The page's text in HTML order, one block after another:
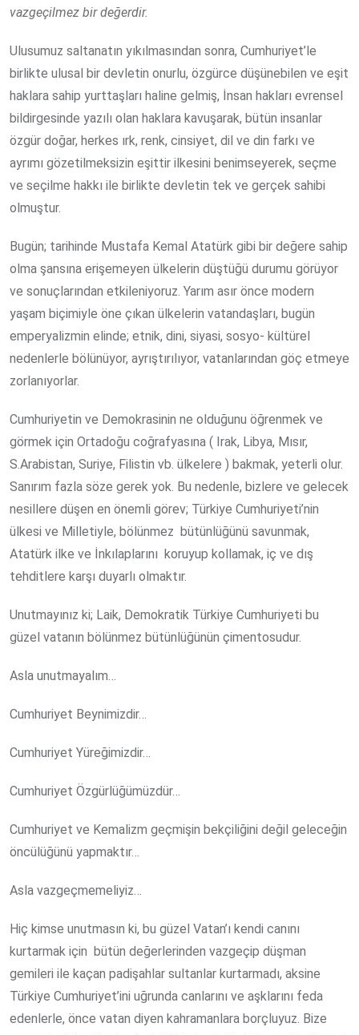
vazgeçilmez bir değerdir.
Ulusumuz saltanatın yıkılmasından sonra, Cumhuriyet’le
birlikte ulusal bir devletin onurlu, özgürce düşünebilen ve eşit
haklara sahip yurttaşları haline gelmiş, İnsan hakları evrensel
bildirgesinde yazılı olan haklara kavuşarak, bütün insanlar
özgür doğar, herkes ırk, renk, cinsiyet, dil ve din farkı ve
ayrımı gözetilmeksizin eşittir ilkesini benimseyerek, seçme
ve seçilme hakkı ile birlikte devletin tek ve gerçek sahibi
olmuştur.
Bugün; tarihinde Mustafa Kemal Atatürk gibi bir değere sahip
olma şansına erişemeyen ülkelerin düştüğü durumu görüyor
ve sonuçlarından etkileniyoruz. Yarım asır önce modern
yaşam biçimiyle öne çıkan ülkelerin vatandaşları, bugün
emperyalizmin elinde; etnik, dini, siyasi, sosyo- kültürel
nedenlerle bölünüyor, ayrıştırılıyor, vatanlarından göç etmeye
zorlanıyorlar.
Cumhuriyetin ve Demokrasinin ne olduğunu öğrenmek ve
görmek için Ortadoğu coğrafyasına ( Irak, Libya, Mısır,
S.Arabistan, Suriye, Filistin vb. ülkelere ) bakmak, yeterli olur.
Sanırım fazla söze gerek yok. Bu nedenle, bizlere ve gelecek
nesillere düşen en önemli görev; Türkiye Cumhuriyeti’nin
ülkesi ve Milletiyle, bölünmez bütünlüğünü savunmak,
Atatürk ilke ve İnkılaplarını koruyup kollamak, iç ve dış
tehditlere karşı duyarlı olmaktır.
Unutmayınız ki; Laik, Demokratik Türkiye Cumhuriyeti bu
güzel vatanın bölünmez bütünlüğünün çimentosudur.
Asla unutmayalım…
Cumhuriyet Beynimizdir…
Cumhuriyet Yüreğimizdir…
Cumhuriyet Özgürlüğümüzdür…
Cumhuriyet ve Kemalizm geçmişin bekçiliğini değil geleceğin
öncülüğünü yapmaktır…
Asla vazgeçmemeliyiz…
Hiç kimse unutmasın ki, bu güzel Vatan’ı kendi canını
kurtarmak için bütün değerlerinden vazgeçip düşman
gemileri ile kaçan padişahlar sultanlar kurtarmadı, aksine
Türkiye Cumhuriyet’ini uğrunda canlarını ve aşklarını feda
edenlerle, önce vatan diyen kahramanlara borçluyuz. Bize